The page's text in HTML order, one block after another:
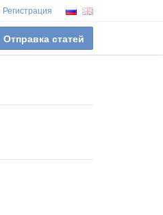
Регистрация
Отправка статей